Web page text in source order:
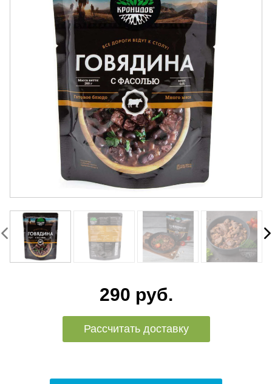
290 руб.
Рассчитать доставку